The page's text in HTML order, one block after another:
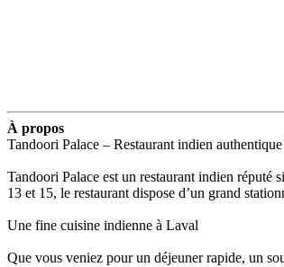
À propos
Tandoori Palace – Restaurant indien
Tandoori Palace est un restaurant indien réputé
13 et 15, le restaurant dispose d’un grand
Une fine cuisine indienne à Laval
Que vous veniez pour un déjeuner rapide, un